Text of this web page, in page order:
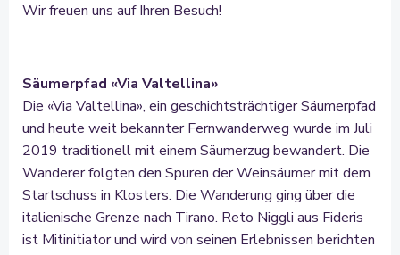
Wir freuen uns auf Ihren Besuch!
Säumerpfad «Via Valtellina»
Die «Via Valtellina», ein geschichtsträchtiger Säumerpfad
und heute weit bekannter Fernwanderweg wurde im Juli
2019 traditionell mit einem Säumerzug bewandert. Die
Wanderer folgten den Spuren der Weinsäumer mit dem
Startschuss in Klosters. Die Wanderung ging über die
italienische Grenze nach Tirano. Reto Niggli aus Fideris
ist Mitinitiator und wird von seinen Erlebnissen berichten